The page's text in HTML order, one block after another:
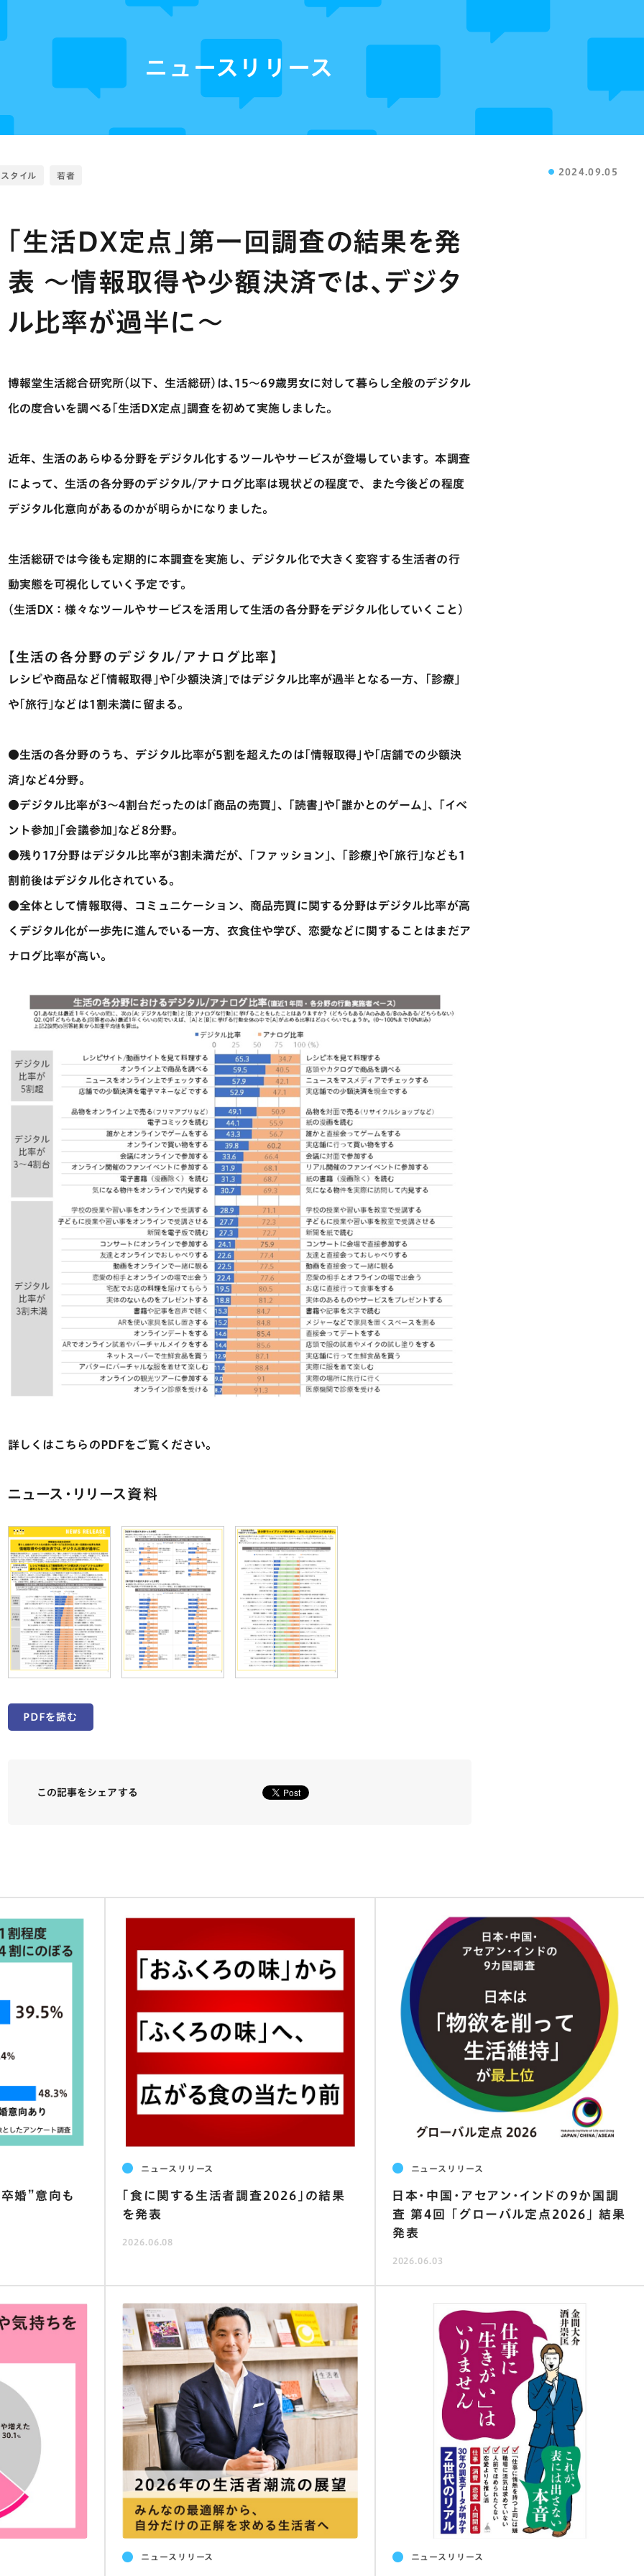
ニュースリリース
タイル 若者 2024.09.05
｢生活DX定点｣第一回調査の結果を発
表 ～情報取得や少額決済では､デジタ
ル比率が過半に～
博報堂生活総合研究所(以下、生活総研)は､15～69歳男女に対して暮らし全般のデジタル
化の度合いを調べる｢生活DX定点｣調査を初めて実施しました。
近年、生活のあらゆる分野をデジタル化するツールやサービスが登場しています。本調査
によって、生活の各分野のデジタル/アナログ比率は現状どの程度で、また今後どの程度
デジタル化意向があるのかが明らかになりました。
生活総研では今後も定期的に本調査を実施し、デジタル化で大きく変容する生活者の行
動実態を可視化していく予定です。
(生活DX：様々なツールやサービスを活用して生活の各分野をデジタル化していくこと)
【生活の各分野のデジタル/アナログ比率】
レシピや商品など｢情報取得｣や｢少額決済｣ではデジタル比率が過半となる一方、｢診療｣
や｢旅行｣などは1割未満に留まる。
●生活の各分野のうち、デジタル比率が5割を超えたのは｢情報取得｣や｢店舗での少額決
済｣など4分野。
●デジタル比率が3～4割台だったのは｢商品の売買｣、｢読書｣や｢誰かとのゲーム｣、｢イベ
ント参加｣｢会議参加｣など8分野。
●残り17分野はデジタル比率が3割未満だが、｢ファッション｣、｢診療｣や｢旅行｣なども1
割前後はデジタル化されている。
●全体として情報取得、コミュニケーション、商品売買に関する分野はデジタル比率が高
くデジタル化が一歩先に進んでいる一方、衣食住や学び、恋愛などに関することはまだア
ナログ比率が高い。
詳しくはこちらのPDFをご覧ください。
ニュース・リリース資料
PDFを読む
この記事をシェアする
婚”意向も
ニュースリリース
｢食に関する生活者調査2026｣の結果
を発表
2026.06.08
ニュースリリース
日本･中国･アセアン･インドの9か国調
査 第4回 ｢グローバル定点2026｣ 結果
発表
2026.06.03
ニュースリリース ニュースリリース